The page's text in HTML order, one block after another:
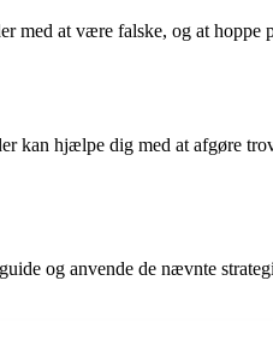
med at være falske, og at hoppe
kan hjælpe dig med at afgøre
og anvende de nævnte